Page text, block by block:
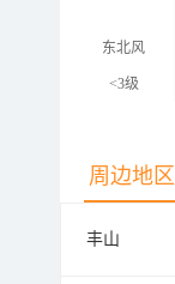
东北风
<3级
周边地区
丰山